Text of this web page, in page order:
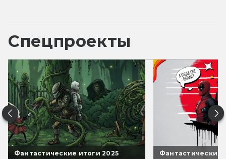
Спецпроекты
Фантастические итоги 2025 Фантастические